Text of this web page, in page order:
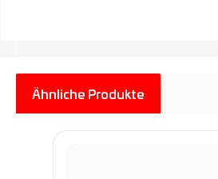
Ähnliche Produkte
Produktgalerie